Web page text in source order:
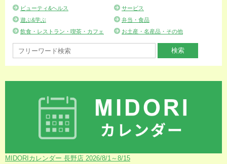
ビューティ&ヘルス
サービス
遊ぶ&学ぶ
弁当・食品
飲食・レストラン・喫茶・カフェ
お土産・名産品・その他
MIDORIカレンダー 長野店 2026/8/1～8/15